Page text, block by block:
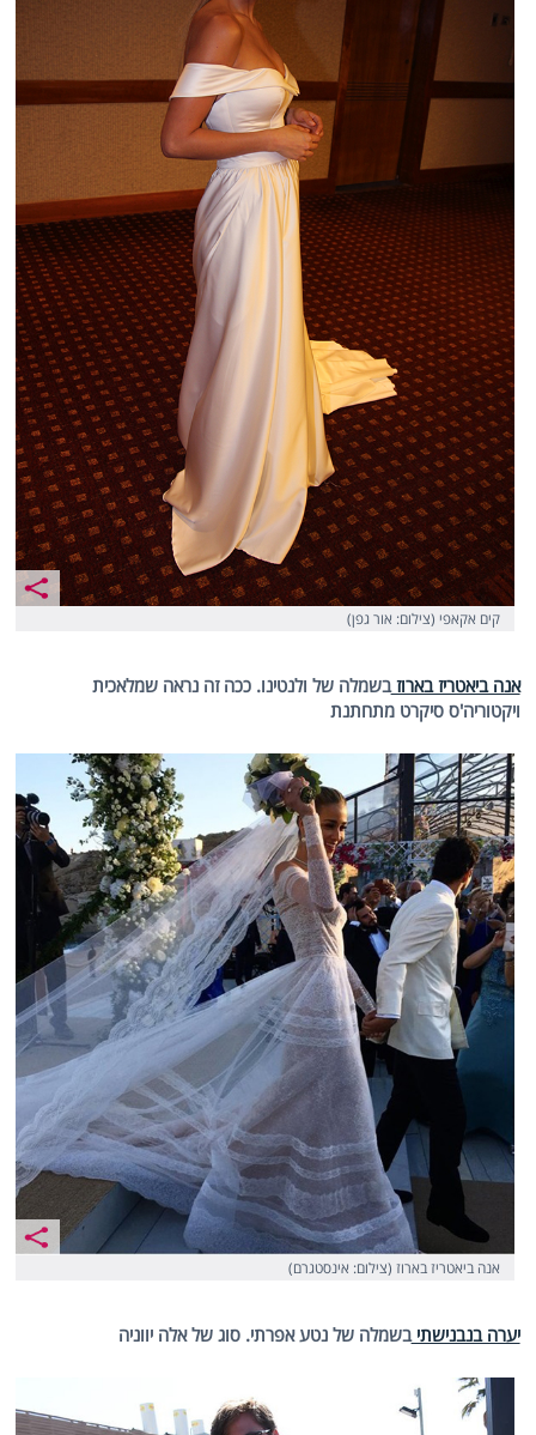
קים אקאפי (צילום: אור גפן)
אנה ביאטריז בארוזבשמלה של ולנטינו. ככה זה נראה שמלאכית
ויקטוריה'ס סיקרט מתחתנת
אנה ביאטריז בארוז (צילום: אינסטגרם)
יערה בנבנישתיבשמלה של נטע אפרתי. סוג של אלה יווניה